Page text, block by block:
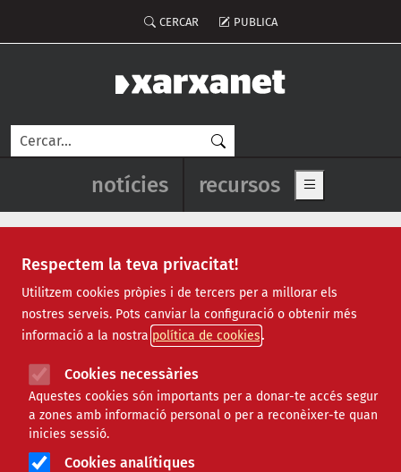
Respectem la teva privacitat!
Utilitzem cookies pròpies i de tercers per a millorar els
nostres serveis. Pots canviar la configuració o obtenir més
informació a la nostra política de cookies
Cookies necessàries
Aquestes cookies són importants per a donar-te accés segur
a zones amb informació personal o per a reconèixer-te quan
inicies sessió.
Cookies analítiques
Menú del compte d'usuari
CERCAR PUBLICA
Cerca
Navegació principal de
notícies recursos Show main
eleccions